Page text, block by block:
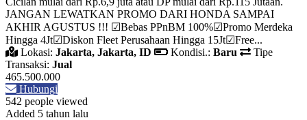
JANGAN LEWATKAN PROMO DARI HONDA SAMPAI
AKHIR AGUSTUS !!! ☑Bebas PPnBM 100%☑Promo Merdeka
Hingga 4Jt☑Diskon Fleet Perusahaan Hingga 15Jt☑Free...
Lokasi: Jakarta, Jakarta, ID Kondisi.: Baru
Tipe
Transaksi: Jual
465.500.000
Hubungi
542 people viewed
Added 5 tahun lalu